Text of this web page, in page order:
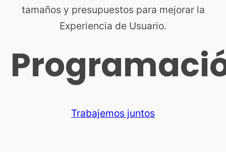
tamaños y presupuestos para mejorar la
Experiencia de Usuario.
Trabajemos juntos